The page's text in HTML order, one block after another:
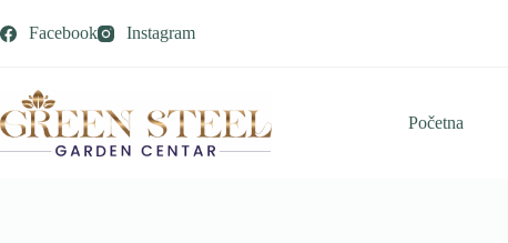
to
content
Facebook Instagram
Početna